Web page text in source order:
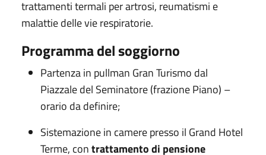
trattamenti termali per artrosi, reumatismi e
malattie delle vie respiratorie.
Programma del soggiorno
Partenza in pullman Gran Turismo dal
Piazzale del Seminatore (frazione Piano) –
orario da definire;
Sistemazione in camere presso il Grand Hotel
Terme, contrattamento di pensione